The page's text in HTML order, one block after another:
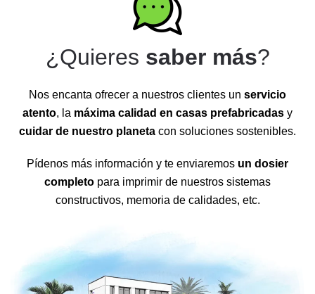
¿Quieres saber más?
Nos encanta ofrecer a nuestros clientes un servicio
atento, la máxima calidad en casas prefabricadas y
cuidar de nuestro planeta con soluciones sostenibles.
Pídenos más información y te enviaremos un dosier
completo para imprimir de nuestros sistemas
constructivos, memoria de calidades, etc.